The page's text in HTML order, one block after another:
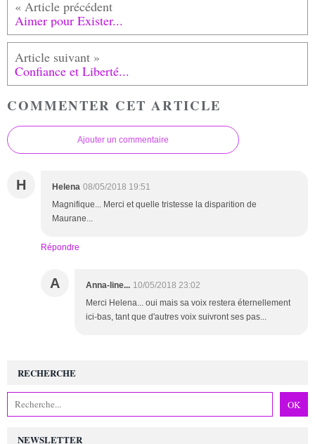
Aimer pour Exister...
Confiance et Liberté...
COMMENTER CET ARTICLE
Ajouter un commentaire
H Helena 08/05/2018 19:51
Magnifique... Merci et quelle tristesse la disparition de
Maurane...
Répondre
A Anna-line... 10/05/2018 23:02
Merci Helena... oui mais sa voix restera éternellement
ici-bas, tant que d'autres voix suivront ses pas...
NEWSLETTER
RECHERCHE